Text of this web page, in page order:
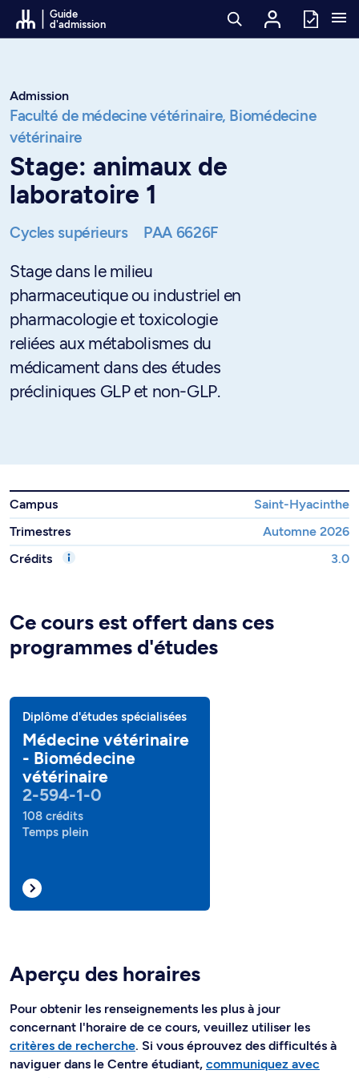
Passer au contenu
Guide
d'admission
Admission
Faculté de médecine vétérinaire, Biomédecine
vétérinaire
Stage: animaux de
laboratoire 1
Cycles supérieurs PAA 6626F
Stage dans le milieu
pharmaceutique ou industriel en
pharmacologie et toxicologie
reliées aux métabolismes du
médicament dans des études
précliniques GLP et non-GLP.
Campus
Saint-Hyacinthe
Trimestres
Automne 2026
Crédits
3.0
Ce cours est offert dans ces
programmes d'études
Diplôme d'études spécialisées
Médecine vétérinaire
- Biomédecine
vétérinaire
2-594-1-0
108 crédits
Temps plein
Aperçu des horaires
Pour obtenir les renseignements les plus à jour
concernant l'horaire de ce cours, veuillez utiliser les
critères de recherche. Si vous éprouvez des difficultés à
naviguer dans le Centre étudiant, communiquez avec